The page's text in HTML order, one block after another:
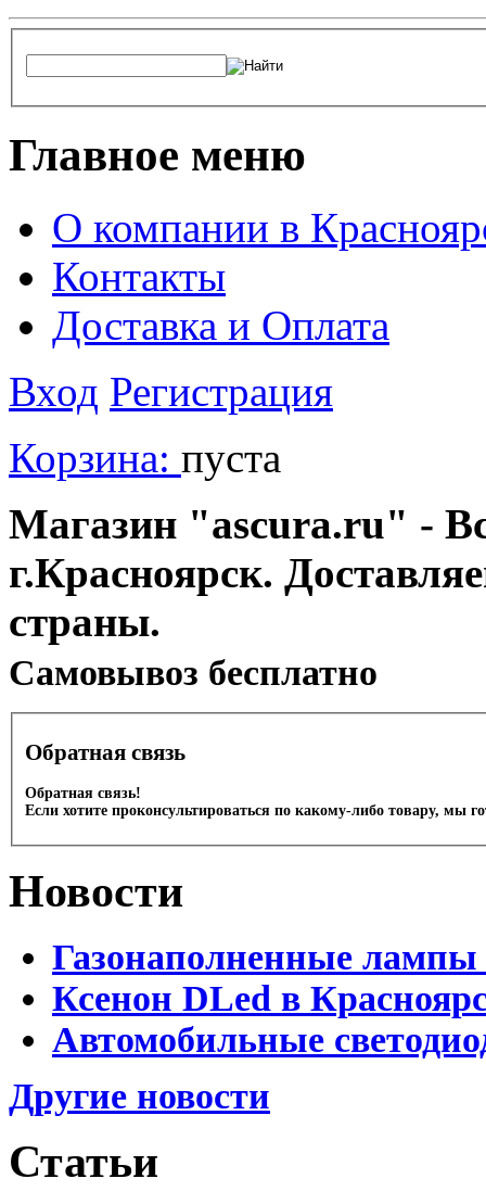
Главное меню
О компании в
Контакты
Доставка и Оплата
Вход Регистрация
Корзина: пуста
Магазин "ascura.ru" -
г.Красноярск.
страны.
Cамовывоз бесплатно
Обратная связь
Обратная связь!
Если хотите проконсультироваться по какому-либо товару, мы
Новости
Газонаполненные лампы
Ксенон DLed в
Автомобильные
Другие новости
Статьи